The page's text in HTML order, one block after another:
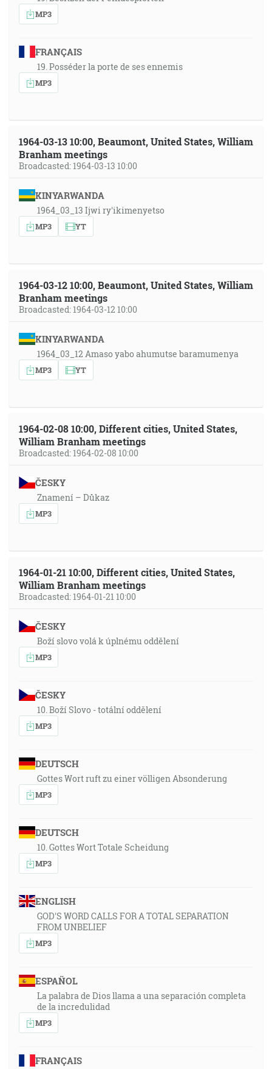
MP3
FRANÇAIS
19. Posséder la porte de ses ennemis
MP3
1964-03-13 10:00, Beaumont, United States, William
Branham meetings
Broadcasted: 1964-03-13 10:00
KINYARWANDA
1964_03_13 Ijwi ry'ikimenyetso
MP3 YT
1964-03-12 10:00, Beaumont, United States, William
Branham meetings
Broadcasted: 1964-03-12 10:00
KINYARWANDA
1964_03_12 Amaso yabo ahumutse baramumenya
MP3 YT
1964-02-08 10:00, Different cities, United States,
William Branham meetings
Broadcasted: 1964-02-08 10:00
ČESKY
Znamení – Důkaz
MP3
1964-01-21 10:00, Different cities, United States,
William Branham meetings
Broadcasted: 1964-01-21 10:00
ČESKY
Boží slovo volá k úplnému oddělení
MP3
ČESKY
10. Boží Slovo - totální oddělení
MP3
DEUTSCH
Gottes Wort ruft zu einer völligen Absonderung
MP3
DEUTSCH
10. Gottes Wort Totale Scheidung
MP3
ENGLISH
GOD'S WORD CALLS FOR A TOTAL SEPARATION
FROM UNBELIEF
MP3
ESPAÑOL
La palabra de Dios llama a una separación completa
de la incredulidad
MP3
FRANÇAIS